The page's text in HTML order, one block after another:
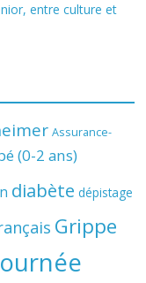
entre culture et
Assurance-
(0-2 ans)
diabète dépistage
Grippe